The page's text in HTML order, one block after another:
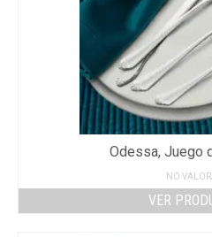
Odessa, Juego
NO
VER